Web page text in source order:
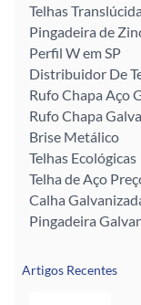
Telhas
Pingadeira de
Perfil W em SP
Distribuidor De
Rufo Chapa Aço
Rufo Chapa
Brise Metálico
Telhas Ecológicas
Telha de Aço
Calha
Pingadeira
Artigos Recentes